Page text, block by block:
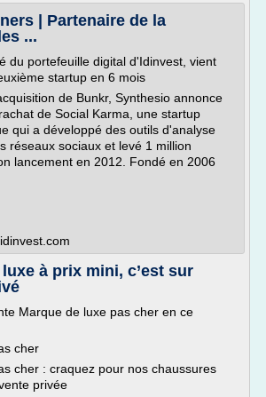
| Partenaire de la
...
du portefeuille digital d'Idinvest, vient
startup en 6 mois
de Bunkr, Synthesio annonce
de Social Karma, une startup
qui a développé des outils d'analyse
réseaux sociaux et levé 1 million
lancement en 2012. Fondé en 2006
à prix mini, c’est sur
Marque de luxe pas cher en ce
cher
cher : craquez pour nos chaussures
privée